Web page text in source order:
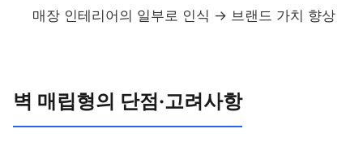
매장 인테리어의 일부로 인식 → 브랜드 가치 향상
벽 매립형의 단점·고려사항